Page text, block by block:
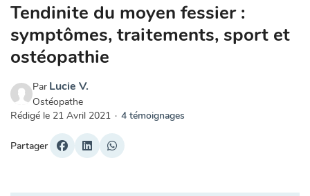
Tendinite du moyen fessier :
symptômes, traitements, sport et
ostéopathie
Par Lucie V.
Ostéopathe
Rédigé le 21 Avril 2021 · 4 témoignages
Partager